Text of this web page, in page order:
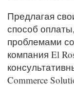
Предлагая
способ
проблемами
компания El
Commerce